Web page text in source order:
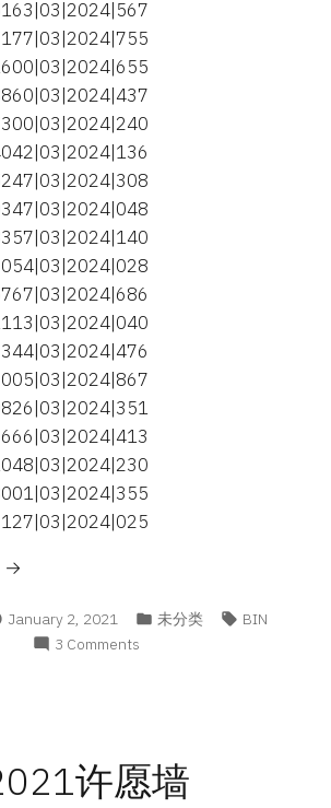
“Disney+
January 2, 2021
Posted
未分类 Tags:
BIN
3 Comments
许愿墙